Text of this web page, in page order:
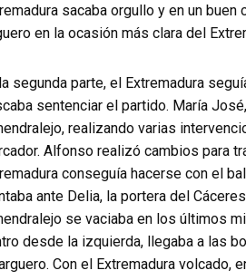
sacaba orgullo y en un
en la ocasión más clara del
segunda parte, el Extremadura
sentenciar el partido. María
realizando varias
Alfonso realizó cambios para
conseguía hacerse con el
ante Delia, la portera del
se vaciaba en los últimos
desde la izquierda, llegaba a las
Con el Extremadura volcado,